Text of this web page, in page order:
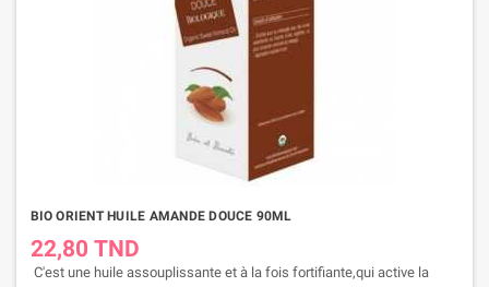
BIO ORIENT HUILE AMANDE DOUCE 90ML
22,80 TND
C'est une huile assouplissante et à la fois fortifiante,qui active la